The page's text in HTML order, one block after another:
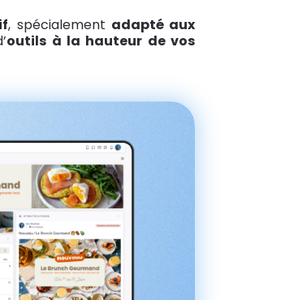
, spécialement adapté aux
outils à la hauteur de vos